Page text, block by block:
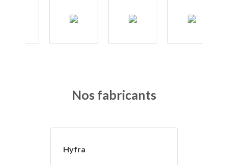
Nos fabricants
Hyfra